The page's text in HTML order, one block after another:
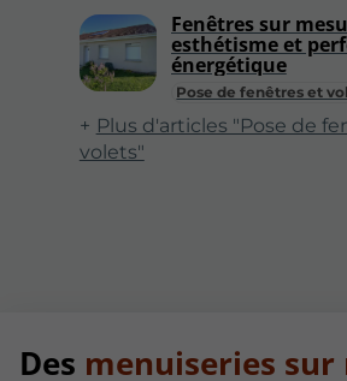
Pose de fenêtres et
Fenêtres sur
esthétisme et
énergétique
Plus d'articles "Pose de
volets"
Des menuiseries sur